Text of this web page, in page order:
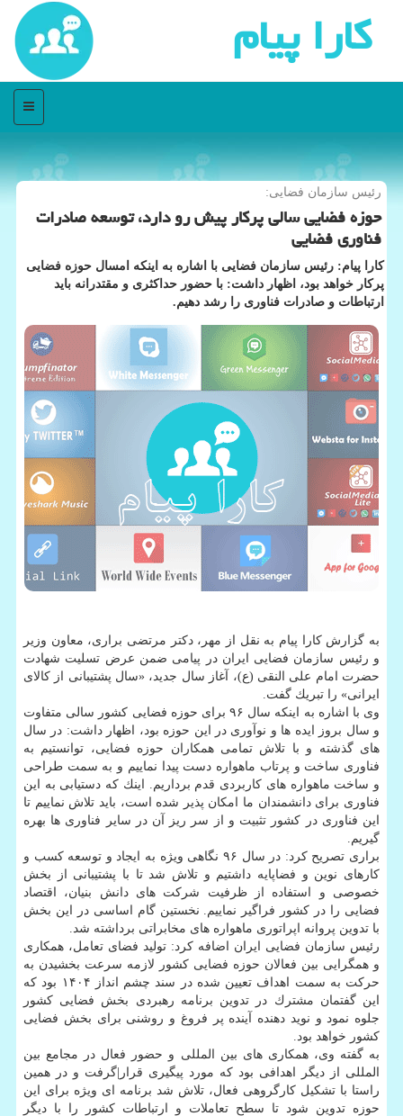
كارا پیام
منو
رئیس سازمان فضایی:
حوزه فضایی سالی پركار پیش رو دارد، توسعه صادرات
فناوری فضایی
كارا پیام: رئیس سازمان فضایی با اشاره به اینكه امسال حوزه فضایی
پركار خواهد بود، اظهار داشت: با حضور حداكثری و مقتدرانه باید
ارتباطات و صادرات فناوری را رشد دهیم.
به گزارش كارا پیام به نقل از مهر، دكتر مرتضی براری، معاون وزیر
و رئیس سازمان فضایی ایران در پیامی ضمن عرض تسلیت شهادت
حضرت امام علی النقی (ع)، آغاز سال جدید، «سال پشتیبانی از كالای
ایرانی» را تبریك گفت.
وی با اشاره به اینكه سال ۹۶ برای حوزه فضایی كشور سالی متفاوت
و سال بروز ایده ها و نوآوری در این حوزه بود، اظهار داشت: در سال
های گذشته و با تلاش تمامی همكاران حوزه فضایی، توانستیم به
فناوری ساخت و پرتاب ماهواره دست پیدا نماییم و به سمت طراحی
و ساخت ماهواره های كاربردی قدم برداریم. اینك كه دستیابی به این
فناوری برای دانشمندان ما امكان پذیر شده است، باید تلاش نماییم تا
این فناوری در كشور تثبیت و از سر ریز آن در سایر فناوری ها بهره
گیریم.
براری تصریح كرد: در سال ۹۶ نگاهی ویژه به ایجاد و توسعه كسب و
كارهای نوین و فضاپایه داشتیم و تلاش شد تا با پشتیبانی از بخش
خصوصی و استفاده از ظرفیت شركت های دانش بنیان، اقتصاد
فضایی را در كشور فراگیر نماییم. نخستین گام اساسی در این بخش
با تدوین پروانه اپراتوری ماهواره های مخابراتی برداشته شد.
رئیس سازمان فضایی ایران اضافه كرد: تولید فضای تعامل، همكاری
و همگرایی بین فعالان حوزه فضایی كشور لازمه سرعت بخشیدن به
حركت به سمت اهداف تعیین شده در سند چشم انداز ۱۴۰۴ بود كه
این گفتمان مشترك در تدوین برنامه رهبردی بخش فضایی كشور
جلوه نمود و نوید دهنده آینده پر فروغ و روشنی برای بخش فضایی
كشور خواهد بود.
به گفته وی، همكاری های بین المللی و حضور فعال در مجامع بین
المللی از دیگر اهدافی بود كه مورد پیگیری قرار|گرفت و در همین
راستا با تشكیل كارگروهی فعال، تلاش شد برنامه ای ویژه برای این
حوزه تدوین شود تا سطح تعاملات و ارتباطات كشور را با دیگر